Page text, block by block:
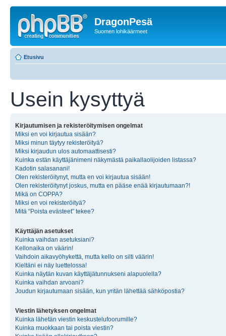
DragonPesä
Suomen lohikäärmeet
Etusivu
Usein kysyttyä
Kirjautumisen ja rekisteröitymisen ongelmat
Miksi en voi kirjautua sisään?
Miksi minun täytyy rekisteröityä?
Miksi kirjaudun ulos automaattisesti?
Kuinka estän käyttäjänimeni näkymästä paikallaolijoiden listassa?
Kadotin salasanani!
Olen rekisteröitynyt, mutta en voi kirjautua sisään!
Olen rekisteröitynyt joskus, mutta en pääse enää kirjautumaan?!
Mikä on COPPA?
Miksi en voi rekisteröityä?
Mitä “Poista evästeet” tekee?
Käyttäjän asetukset
Kuinka vaihdan asetuksiani?
Kellonaika on väärin!
Vaihdoin aikavyöhykettä, mutta kello on silti väärin!
Kieltäni ei näy luettelossa!
Kuinka näytän kuvan käyttäjätunnukseni alapuolella?
Kuinka vaihdan arvoani?
Joudun kirjautumaan sisään, kun yritän lähettää sähköpostia?
Viestin lähetyksen ongelmat
Kuinka lähetän viestin keskustelufoorumille?
Kuinka muokkaan tai poista viestin?